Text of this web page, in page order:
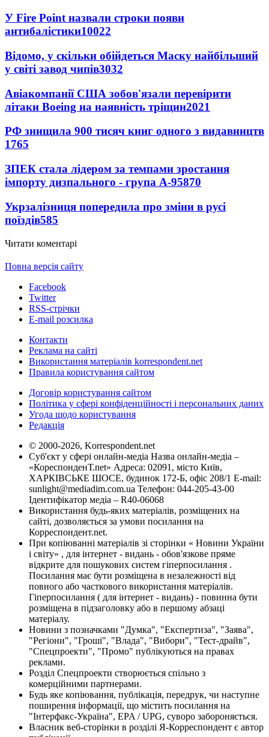
У Fire Point назвали строки появи
антибалістики10022
Відомо, у скільки обійдеться Маску найбільший
у світі завод чипів3032
Авіакомпанії США зобов'язали перевірити
літаки Boeing на наявність тріщин2021
РФ знищила 900 тисяч книг одного з видавництв
1765
ЗПЕК стала лідером за темпами зростання
імпорту дизпального - група А-95870
Укрзалізниця попередила про зміни в русі
поїздів585
Читати коментарі
Повна версія сайту
Facebook
Twitter
RSS-стрічки
E-mail розсилка
Контакти
Реклама на сайті
Використання матеріалів korrespondent.net
Правила користування сайтом
Договір користування сайтом
Політика у сфері конфіденційності і персональних даних
Угода щодо користування
Редакція
© 2000-2026, Korrespondent.net
Суб'єкт у сфері онлайн-медіа Назва онлайн-медіа –
«КореспонденТ.net» Адреса: 02091, місто Київ,
ХАРКІВСЬКЕ ШОСЕ, будинок 172-Б, офіс 208/1 E-mail:
sunlight@mediadim.com.ua Телефон: 044-205-43-00
Ідентифікатор медіа – R40-06068
Використання будь-яких матеріалів, розміщених на
сайті, дозволяється за умови посилання на
Корреспондент.net.
При копіюванні матеріалів зі сторінки « Новини України
і світу» , для інтернет - видань - обов'язкове пряме
відкрите для пошукових систем гіперпосилання .
Посилання має бути розміщена в незалежності від
повного або часткового використання матеріалів.
Гіперпосилання ( для інтернет - видань) - повинна бути
розміщена в підзаголовку або в першому абзаці
матеріалу.
Новини з позначками "Думка", "Експертиза", "Заява",
"Регіони", "Гроші", "Влада", "Вибори", "Тест-драйв",
"Спецпроекти", "Промо" публікуються на правах
реклами.
Розділ Спецпроекти створюється спільно з
комерційними партнерами.
Будь яке копіювання, публікація, передрук, чи наступне
поширення інформації, що містить посилання на
"Інтерфакс-Україна", EPA / UPG, суворо забороняється.
Власник веб-сторінки в розділі Я-Корреспондент є автор